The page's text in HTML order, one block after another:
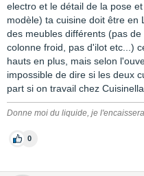
electro et le détail de la pose
modèle) ta cuisine doit être en
des meubles différents (pas
colonne froid, pas d'ilot etc...)
hauts en plus, mais selon
impossible de dire si les deux
part si on travail chez
Donne moi du liquide, je
0